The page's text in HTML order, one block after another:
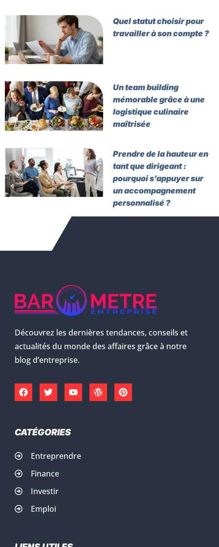
Quel statut choisir pour
travailler à son compte ?
Un team building
mémorable grâce à une
logistique culinaire
maîtrisée
Prendre de la hauteur en
tant que dirigeant :
pourquoi s’appuyer sur
un accompagnement
personnalisé ?
Découvrez les dernières tendances, conseils et
actualités du monde des affaires grâce à notre
blog d’entreprise.
CATÉGORIES
Entreprendre
Finance
Investir
Emploi